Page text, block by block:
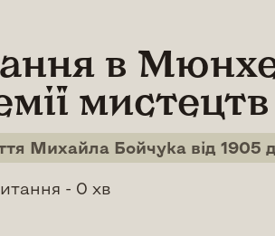
в
мистецтв
Михайла Бойчука від 1905
- 0 хв